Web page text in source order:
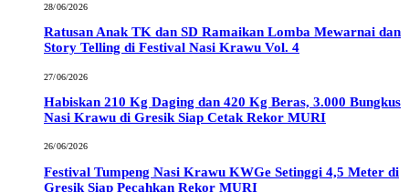
28/06/2026
Ratusan Anak TK dan SD Ramaikan Lomba Mewarnai dan
Story Telling di Festival Nasi Krawu Vol. 4
27/06/2026
Habiskan 210 Kg Daging dan 420 Kg Beras, 3.000 Bungkus
Nasi Krawu di Gresik Siap Cetak Rekor MURI
26/06/2026
Festival Tumpeng Nasi Krawu KWGe Setinggi 4,5 Meter di
Gresik Siap Pecahkan Rekor MURI